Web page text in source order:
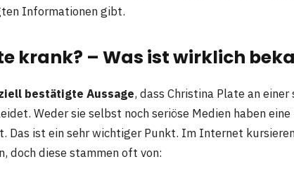
Informationen gibt.
krank? – Was ist wirklich
bestätigte Aussage, dass Christina Plate an einer
Weder sie selbst noch seriöse Medien haben
Das ist ein sehr wichtiger Punkt. Im Internet
doch diese stammen oft von: